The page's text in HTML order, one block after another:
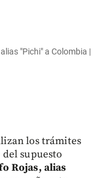
"Pichi" a Colombia |
los trámites
supuesto
Rojas, alias